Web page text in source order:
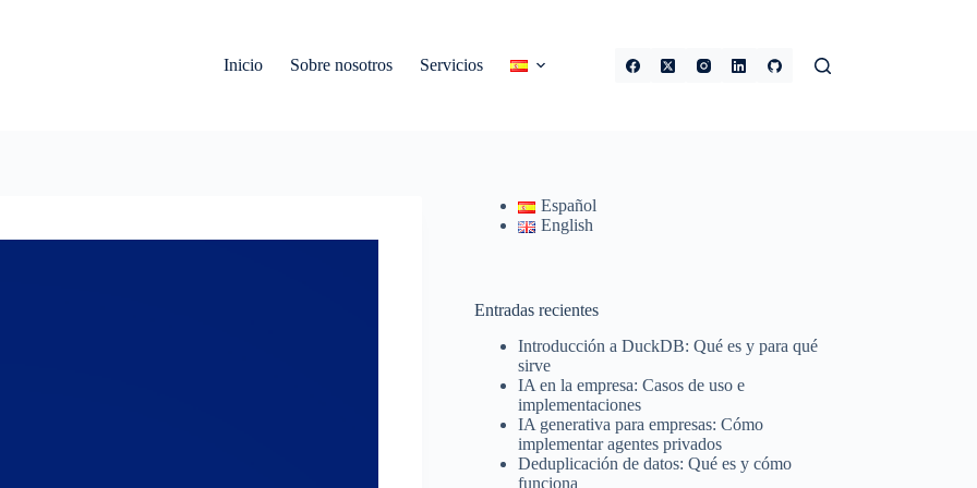
Inicio
Sobre nosotros Servicios
Español
English
Entradas recientes
Introducción a DuckDB: Qué es y para qué
sirve
IA en la empresa: Casos de uso e
implementaciones
IA generativa para empresas: Cómo
implementar agentes privados
Deduplicación de datos: Qué es y cómo
funciona